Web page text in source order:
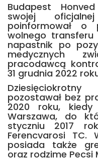
Budapest
swojej
poinformował o
wolnego transferu
napastnik po
medycznych
pracodawcą
31 grudnia 2022
pozostawał bez
2020 roku,
Warszawa, do
styczniu 2017
Ferencvarosi TC.
posiada także
oraz rodzime Pecsi